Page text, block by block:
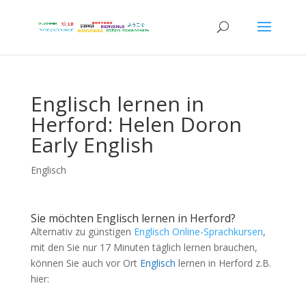
Englisch lernen in
Herford: Helen Doron
Early English
Englisch
Sie möchten Englisch lernen in Herford?
Alternativ zu günstigen Englisch Online-Sprachkursen,
mit den Sie nur 17 Minuten täglich lernen brauchen,
können Sie auch vor Ort Englisch lernen in Herford z.B.
hier: